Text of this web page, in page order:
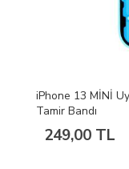
iPhone 13 MİNİ
Tamir Bandı
249,00 TL